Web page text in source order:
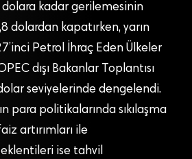
kadar gerilemesinin
dolardan kapatırken, yarın
Petrol İhraç Eden Ülkeler
dışı Bakanlar Toplantısı
seviyelerinde dengelendi.
para politikalarında sıkılaşma
artırımları ile
ise tahvil